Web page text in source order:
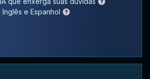
Inglês e Espanhol